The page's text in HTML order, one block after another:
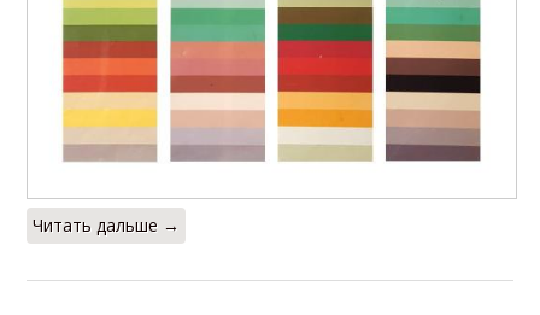
Читать дальше →